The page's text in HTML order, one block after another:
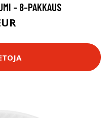
- 8-PAKKAUS